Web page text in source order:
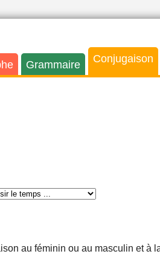
Grammaire Conjugaison
au féminin ou au masculin et à